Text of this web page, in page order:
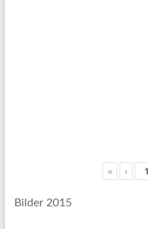
« ‹
Bilder 2015